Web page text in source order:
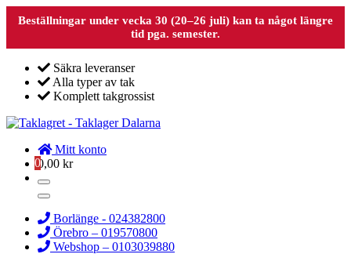
Beställningar under vecka 30 (20–26 juli) kan ta något längre
tid pga. semester.
Säkra leveranser
Alla typer av tak
Komplett takgrossist
Mitt konto
00,00 kr
Borlänge - 024382800
Örebro – 019570800
Webshop – 0103039880